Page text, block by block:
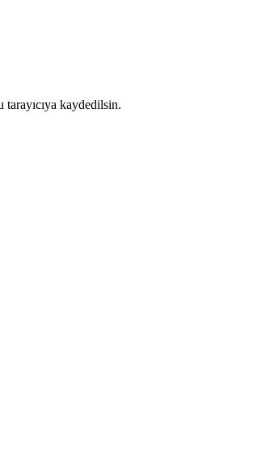
tarayıcıya kaydedilsin.